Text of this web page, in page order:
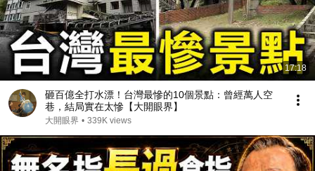
17:18
砸百億全打水漂！台灣最慘的10個景點：曾經萬人空
巷，結局實在太慘【大開眼界】
大開眼界 • 339K views